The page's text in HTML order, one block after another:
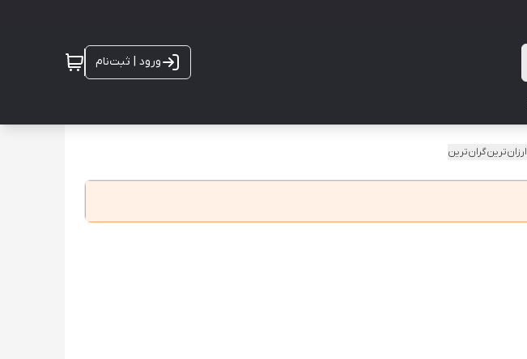
ورود | ثبت‌نام
ارزان‌ترینگران‌ترین